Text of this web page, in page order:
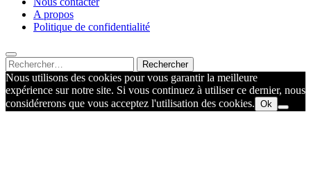
A propos
Politique de confidentialité
Rechercher :
Nous utilisons des cookies pour vous garantir la meilleure
expérience sur notre site. Si vous continuez à utiliser ce dernier, nous
considérerons que vous acceptez l'utilisation des cookies. Ok